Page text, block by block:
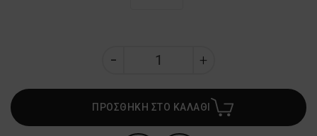
ΠΡΟΣΘΗΚΗ ΣΤΟ ΚΑΛΑΘΙ